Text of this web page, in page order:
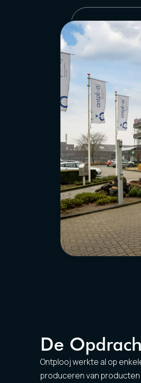
De
Ontplooj werkte al op
produceren van